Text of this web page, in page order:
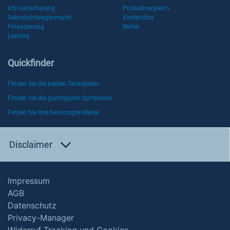
Kfz-Versicherung
Produktvergleich
Gebrauchtwagenmarkt
Kindersitze
Finanzierung
Reifen
Leasing
Quickfinder
Finden Sie die besten Tankstellen
Finden Sie die günstigsten Spritpreise
Finden Sie Ihre bevorzugte Marke
Disclaimer
Impressum
AGB
Datenschutz
Privacy-Manager